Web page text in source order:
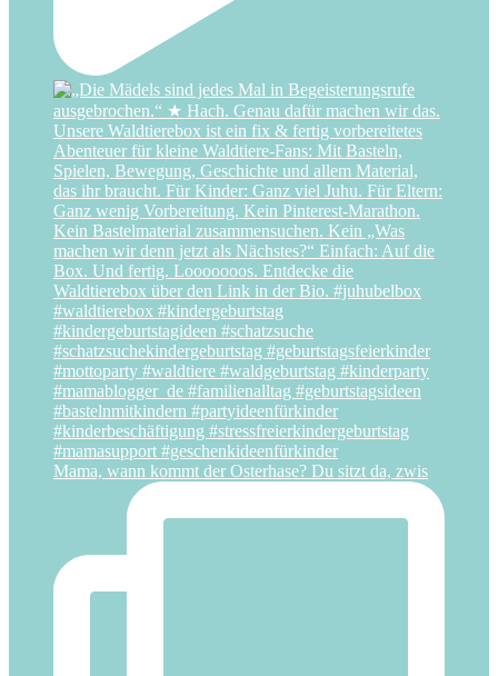
Mama, wann kommt der Osterhase? Du sitzt da, zwis